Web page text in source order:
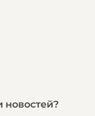
новостей?